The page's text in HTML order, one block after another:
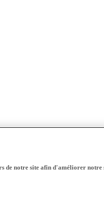
de notre site afin d'améliorer notre